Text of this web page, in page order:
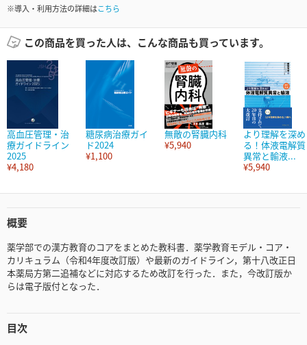
※導入・利用方法の詳細はこちら
この商品を買った人は、こんな商品も買っています。
高血圧管理・治
療ガイドライン
2025
¥4,180
糖尿病治療ガイ
ド2024
¥1,100
無敵の腎臓内科
¥5,940
より理解を深め
る！体液電解質
異常と輸液...
¥5,940
概要
薬学部での漢方教育のコアをまとめた教科書．薬学教育モデル・コア・
カリキュラム（令和4年度改訂版）や最新のガイドライン，第十八改正日
本薬局方第二追補などに対応するため改訂を行った．また，今改訂版か
らは電子版付となった．
目次